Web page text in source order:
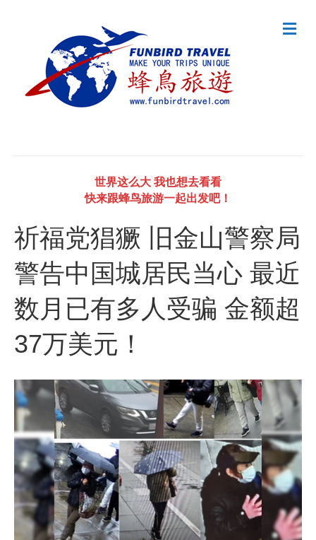
世界这么大 我也想去看看
快来跟蜂鸟旅游一起出发吧！
M
e
祈福党猖獗 旧金山警察局
警告中国城居民当心 最近
数月已有多人受骗 金额超
37万美元！